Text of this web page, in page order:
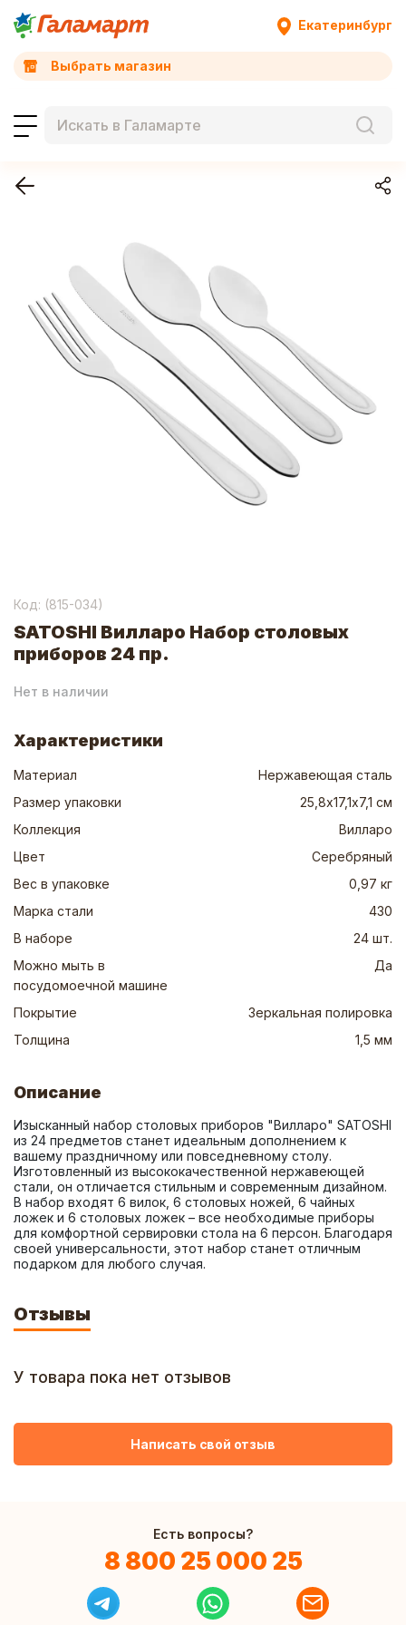
Екатеринбург
Выбрать магазин
Код: (815-034)
SATOSHI Вилларо Набор столовых
приборов 24 пр.
Нет в наличии
Характеристики
Материал
Нержавеющая сталь
Размер упаковки
25,8х17,1х7,1 см
Коллекция
Вилларо
Цвет
Серебряный
Вес в упаковке
0,97 кг
Марка стали
430
В наборе
24 шт.
Можно мыть в
посудомоечной машине
Да
Покрытие
Зеркальная полировка
Толщина
1,5 мм
Описание
Изысканный набор столовых приборов "Вилларо" SATOSHI
из 24 предметов станет идеальным дополнением к
вашему праздничному или повседневному столу.
Изготовленный из высококачественной нержавеющей
стали, он отличается стильным и современным дизайном.
В набор входят 6 вилок, 6 столовых ножей, 6 чайных
ложек и 6 столовых ложек – все необходимые приборы
для комфортной сервировки стола на 6 персон. Благодаря
своей универсальности, этот набор станет отличным
подарком для любого случая.
Отзывы
У товара пока нет отзывов
Написать свой отзыв
Есть вопросы?
8 800 25 000 25